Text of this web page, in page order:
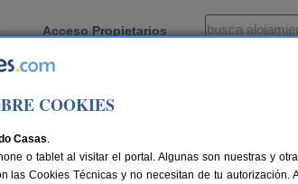
Acceso Propietarios
COOKIES
Casas.
o tablet al visitar el portal. Algunas son nuestras y
las Cookies Técnicas y no necesitan de tu autorización.